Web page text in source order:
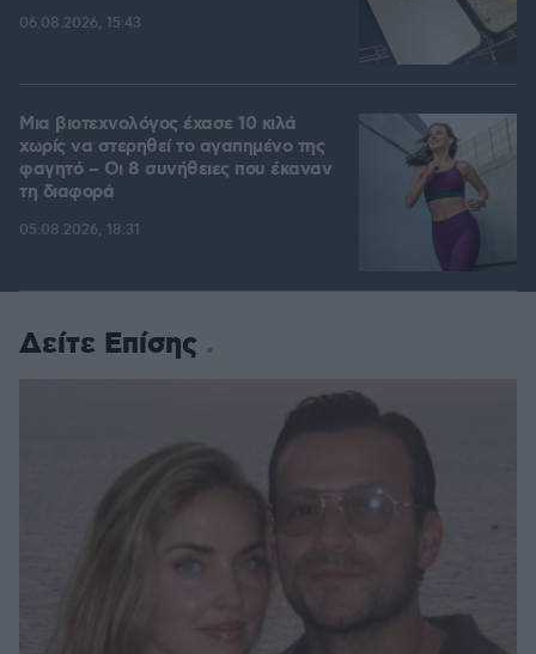
06.08.2026, 15:43
Μια βιοτεχνολόγος έχασε 10 κιλά
χωρίς να στερηθεί το αγαπημένο της
φαγητό – Οι 8 συνήθειες που έκαναν
τη διαφορά
05.08.2026, 18:31
Δείτε Επίσης